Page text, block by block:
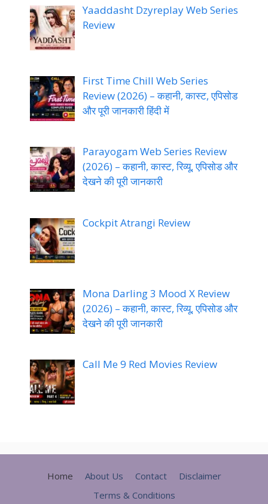
Yaaddasht Dzyreplay Web Series
Review
First Time Chill Web Series
Review (2026) – कहानी, कास्ट, एपिसोड
और पूरी जानकारी हिंदी में
Parayogam Web Series Review
(2026) – कहानी, कास्ट, रिव्यू, एपिसोड और
देखने की पूरी जानकारी
Cockpit Atrangi Review
Mona Darling 3 Mood X Review
(2026) – कहानी, कास्ट, रिव्यू, एपिसोड और
देखने की पूरी जानकारी
Call Me 9 Red Movies Review
Home About Us Contact
Disclaimer
Terms & Conditions